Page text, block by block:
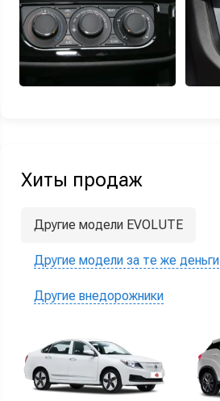
Хиты продаж
Другие модели EVOLUTE
Другие модели за те же деньги
Другие внедорожники